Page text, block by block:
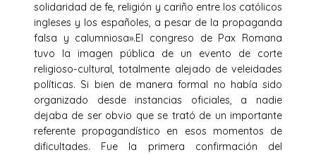
solidaridad de fe, religión y cariño entre los católicos
ingleses y los españoles, a pesar de la propaganda
falsa y calumniosa».El congreso de Pax Romana
tuvo la imagen pública de un evento de corte
religioso-cultural, totalmente alejado de veleidades
políticas. Si bien de manera formal no había sido
organizado desde instancias oficiales, a nadie
dejaba de ser obvio que se trató de un importante
referente propagandístico en esos momentos de
dificultades. Fue la primera confirmación del